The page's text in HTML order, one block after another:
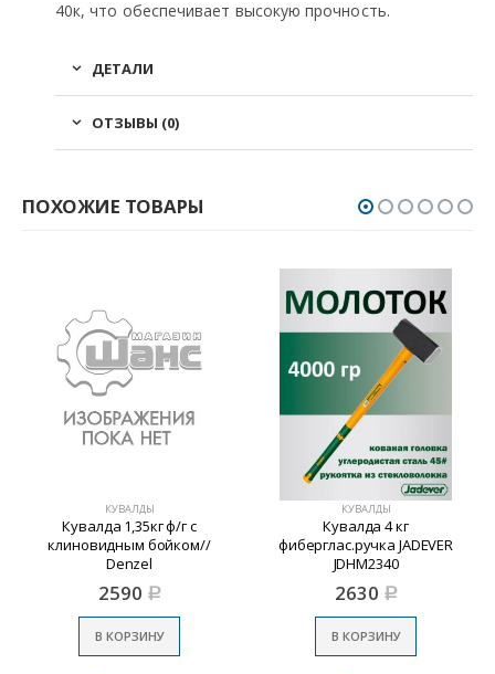
40к, что обеспечивает высокую прочность.
ДЕТАЛИ
ОТЗЫВЫ (0)
ПОХОЖИЕ ТОВАРЫ
КУВАЛДЫ
Кувалда 1,35кг ф/г с
клиновидным бойком//
Denzel
2590 Р
В КОРЗИНУ
КУВАЛДЫ
Кувалда 4 кг
фиберглас.ручка JADEVER
JDHM2340
2630 Р
В КОРЗИНУ